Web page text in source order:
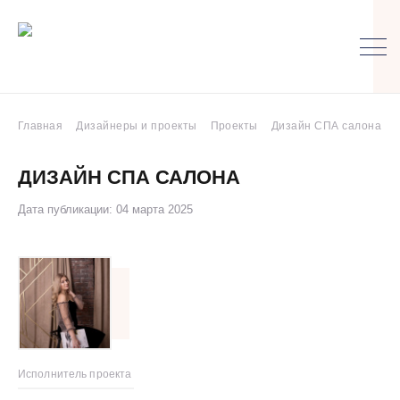
Главная Дизайнеры и проекты Проекты Дизайн СПА салона
ДИЗАЙН СПА САЛОНА
Дата публикации: 04 марта 2025
Исполнитель проекта